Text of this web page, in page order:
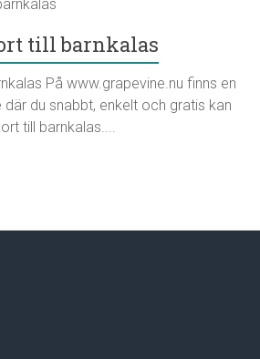
till barnkalas
På www.grapevine.nu finns en
du snabbt, enkelt och gratis kan
till barnkalas....